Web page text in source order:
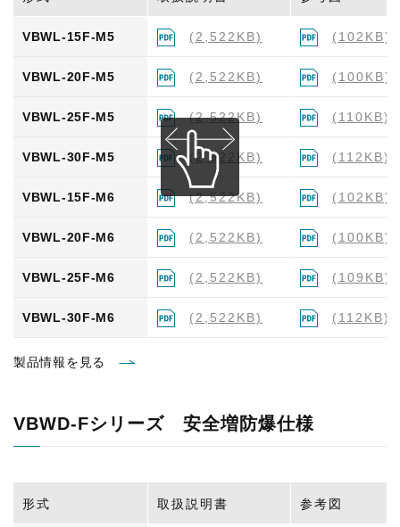
VBWL-15F-M5 (2,522KB) (102KB)
VBWL-20F-M5 (2,522KB) (100KB)
VBWL-25F-M5 (2,522KB) (110KB)
VBWL-30F-M5 (2,522KB) (112KB)
VBWL-15F-M6 (2,522KB) (102KB)
VBWL-20F-M6 (2,522KB) (100KB)
VBWL-25F-M6 (2,522KB) (109KB)
VBWL-30F-M6 (2,522KB) (112KB)
製品情報を見る
VBWD-Fシリーズ 安全増防爆仕様
形式 取扱説明書 参考図